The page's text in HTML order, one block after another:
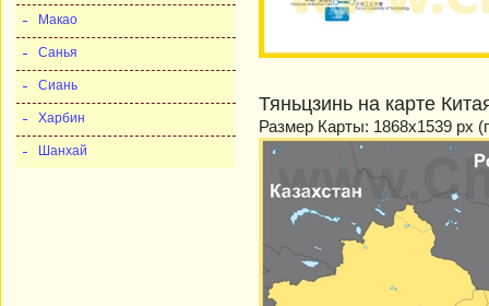
Тяньцзинь на карте
Размер Карты: 1868x1539 px
Макао
Санья
Сиань
Харбин
Шанхай